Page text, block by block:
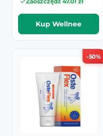
Kup Wellnee
-50%